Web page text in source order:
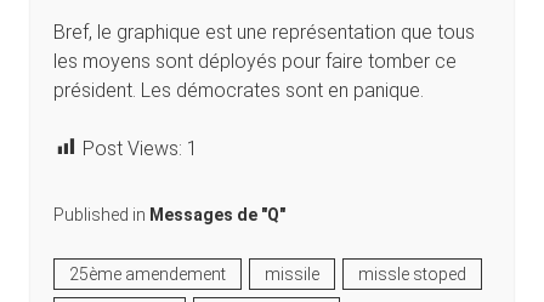
Bref, le graphique est une représentation que tous
les moyens sont déployés pour faire tomber ce
président. Les démocrates sont en panique.
Post Views: 1
Published in Messages de "Q"
25ème amendement missile
missle stoped